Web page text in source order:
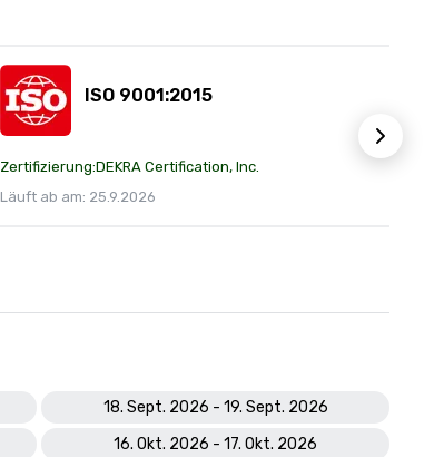
ISO 9001:2015
Zertifizierung:DEKRA Certification, Inc.
Läuft ab am: 25.9.2026
18. Sept. 2026 - 19. Sept. 2026
16. Okt. 2026 - 17. Okt. 2026